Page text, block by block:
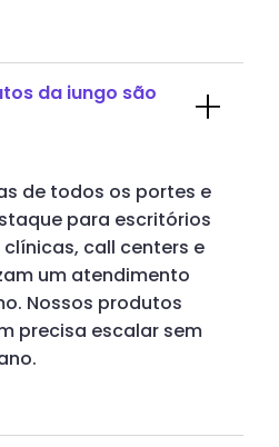
da iungo são
de todos os portes e
para escritórios
call centers e
um atendimento
Nossos produtos
precisa escalar sem